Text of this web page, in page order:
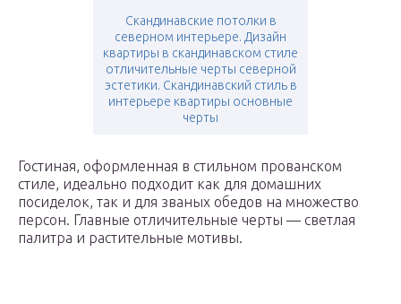
Скандинавские потолки в
северном интерьере. Дизайн
квартиры в скандинавском стиле
отличительные черты северной
эстетики. Скандинавский стиль в
интерьере квартиры основные
черты
Гостиная, оформленная в стильном прованском
стиле, идеально подходит как для домашних
посиделок, так и для званых обедов на множество
персон. Главные отличительные черты — светлая
палитра и растительные мотивы.